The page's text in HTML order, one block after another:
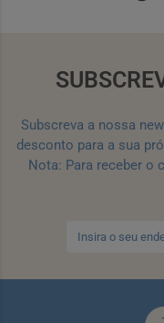
Subscreva a nossa
desconto para a sua
Nota: Para receber o